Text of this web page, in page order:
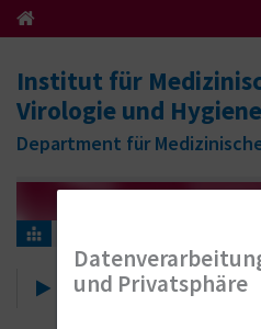
Institut für
Virologie und Hygiene
Department für
Lehrfilme
und Privatsphäre